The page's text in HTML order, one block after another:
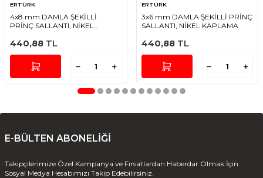
ERTÜRK
4x8 mm DAMLA ŞEKİLLİ
PRİNÇ SALLANTI, NİKEL
440,88 TL
ERTÜRK
3x6 mm DAMLA ŞEKİLLİ PRİNÇ
SALLANTI, NİKEL KAPLAMA
440,88TL
E-BÜLTEN ABONELİĞİ
Takipçilerimize Özel Kampanya ve Fırsatlardan Haberdar Olmak İçin
Sosyal Medya Hesabımızı Takip Edebilirsiniz.